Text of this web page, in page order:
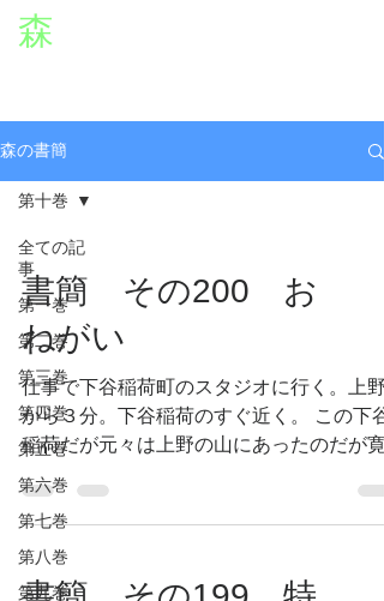
森
森の書簡
全ての記
事
第一巻
第二巻
第三巻
第四巻
第五巻
第六巻
第七巻
第八巻
第九巻
第十巻
書簡 その200 お
ねがい
仕事で下谷稲荷町のスタジオに行く。上野
から３分。下谷稲荷のすぐ近く。 この下谷
稲荷だが元々は上野の山にあったのだが寛
４年、寛永寺の建立にあたり、上野山下に
され、その後この地に替地造営された。 昔
から（西暦７３０年創建と伝えられる。）
「正一位下谷稲荷社」と称されていたこ...